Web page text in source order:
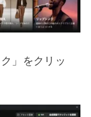
」をクリッ